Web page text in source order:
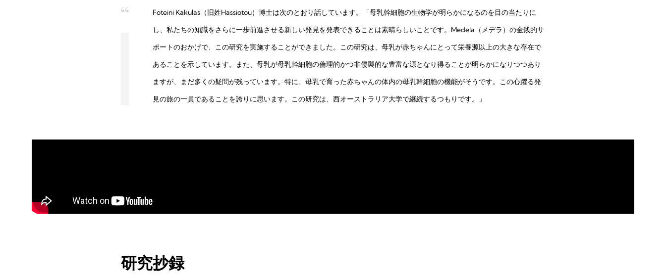
Foteini Kakulas（旧姓Hassiotou）博士は次のとおり話しています。「母乳幹細胞の生物学が明らかになるのを目の当たりに
し、私たちの知識をさらに一歩前進させる新しい発見を発表できることは素晴らしいことです。Medela（メデラ）の金銭的サ
ポートのおかげで、この研究を実施することができました。この研究は、母乳が赤ちゃんにとって栄養源以上の大きな存在で
あることを示しています。また、母乳が母乳幹細胞の倫理的かつ非侵襲的な豊富な源となり得ることが明らかになりつつあり
ますが、まだ多くの疑問が残っています。特に、母乳で育った赤ちゃんの体内の母乳幹細胞の機能がそうです。この心躍る発
見の旅の一員であることを誇りに思います。この研究は、西オーストラリア大学で継続するつもりです。」
研究抄録